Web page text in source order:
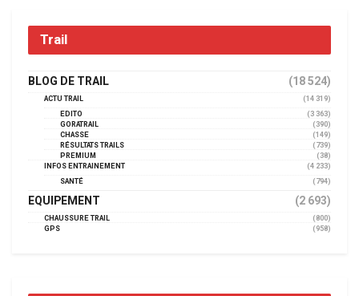
Trail
BLOG DE TRAIL (18 524)
ACTU TRAIL
(14 319)
EDITO
(3 363)
GORATRAIL
(390)
CHASSE
(149)
RÉSULTATS TRAILS
(739)
PREMIUM
(38)
INFOS ENTRAINEMENT
(4 233)
SANTÉ
(794)
EQUIPEMENT (2 693)
CHAUSSURE TRAIL
(800)
GPS
(958)